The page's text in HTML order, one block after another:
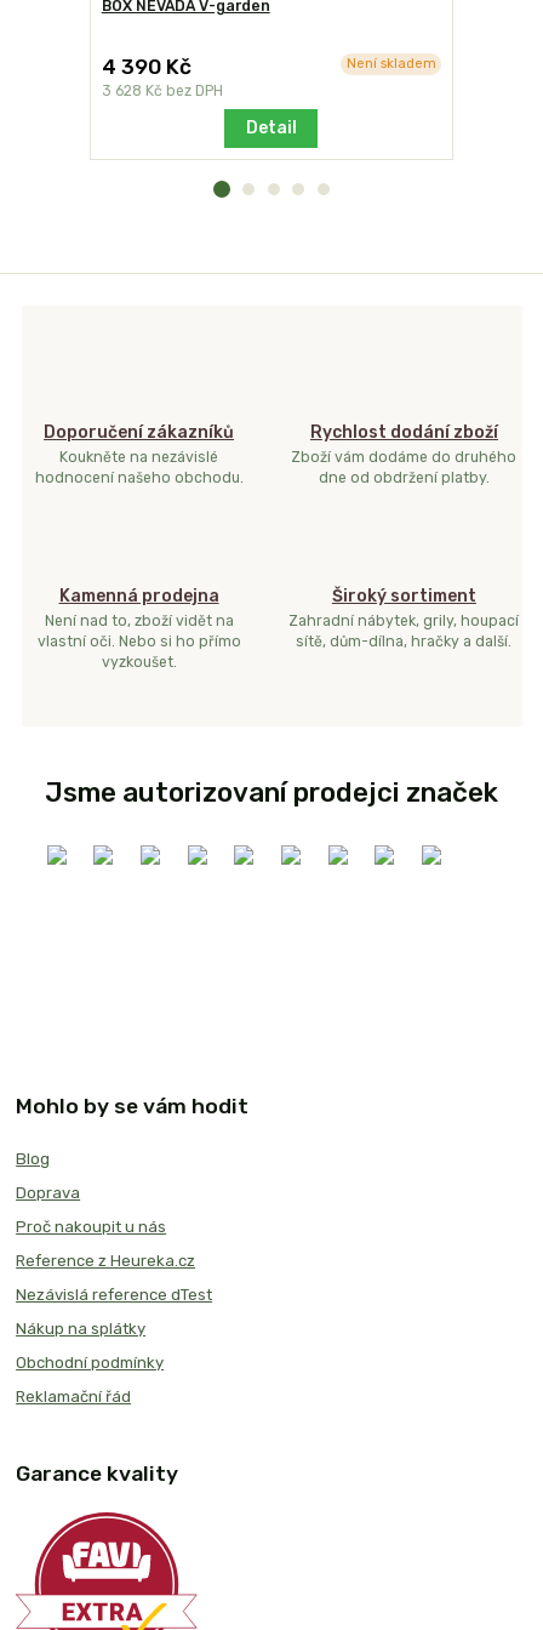
BOX NEVADA V-garden
4 390 Kč
3 628 Kč bez DPH
Není skladem
Detail
Doporučení zákazníků
Koukněte na nezávislé
hodnocení našeho obchodu.
Rychlost dodání zboží
Zboží vám dodáme do druhého
dne od obdržení platby.
Kamenná prodejna
Není nad to, zboží vidět na
vlastní oči. Nebo si ho přímo
vyzkoušet.
Široký sortiment
Zahradní nábytek, grily, houpací
sítě, dům-dílna, hračky a další.
Jsme autorizovaní prodejci značek
Mohlo by se vám hodit
Blog
Doprava
Proč nakoupit u nás
Reference z Heureka.cz
Nezávislá reference dTest
Nákup na splátky
Obchodní podmínky
Reklamační řád
Garance kvality